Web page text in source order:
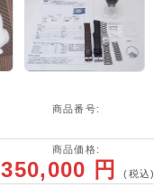
商品番号:
商品価格:
350,000 円(税込)